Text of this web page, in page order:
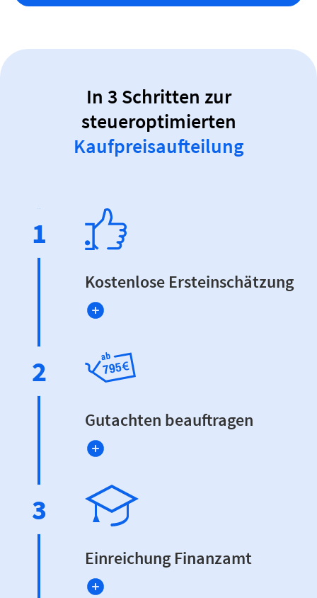
In 3 Schritten zur
steueroptimierten
Kaufpreisaufteilung
Kostenlose Ersteinschätzung
1
Gutachten beauftragen
2
Einreichung Finanzamt
3